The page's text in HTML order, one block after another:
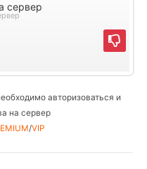
сервер
авторизоваться и
на сервер
/VIP